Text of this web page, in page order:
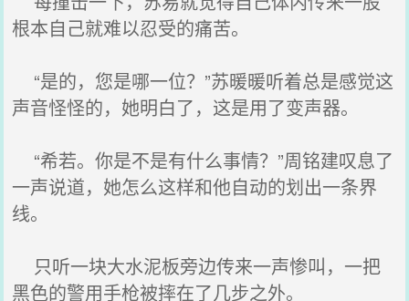
根本自己就难以忍受的痛苦。
“是的，您是哪一位？”苏暖暖听着总是感觉这
声音怪怪的，她明白了，这是用了变声器。
“希若。你是不是有什么事情？”周铭建叹息了
一声说道，她怎么这样和他自动的划出一条界
线。
只听一块大水泥板旁边传来一声惨叫，一把
黑色的警用手枪被摔在了几步之外。